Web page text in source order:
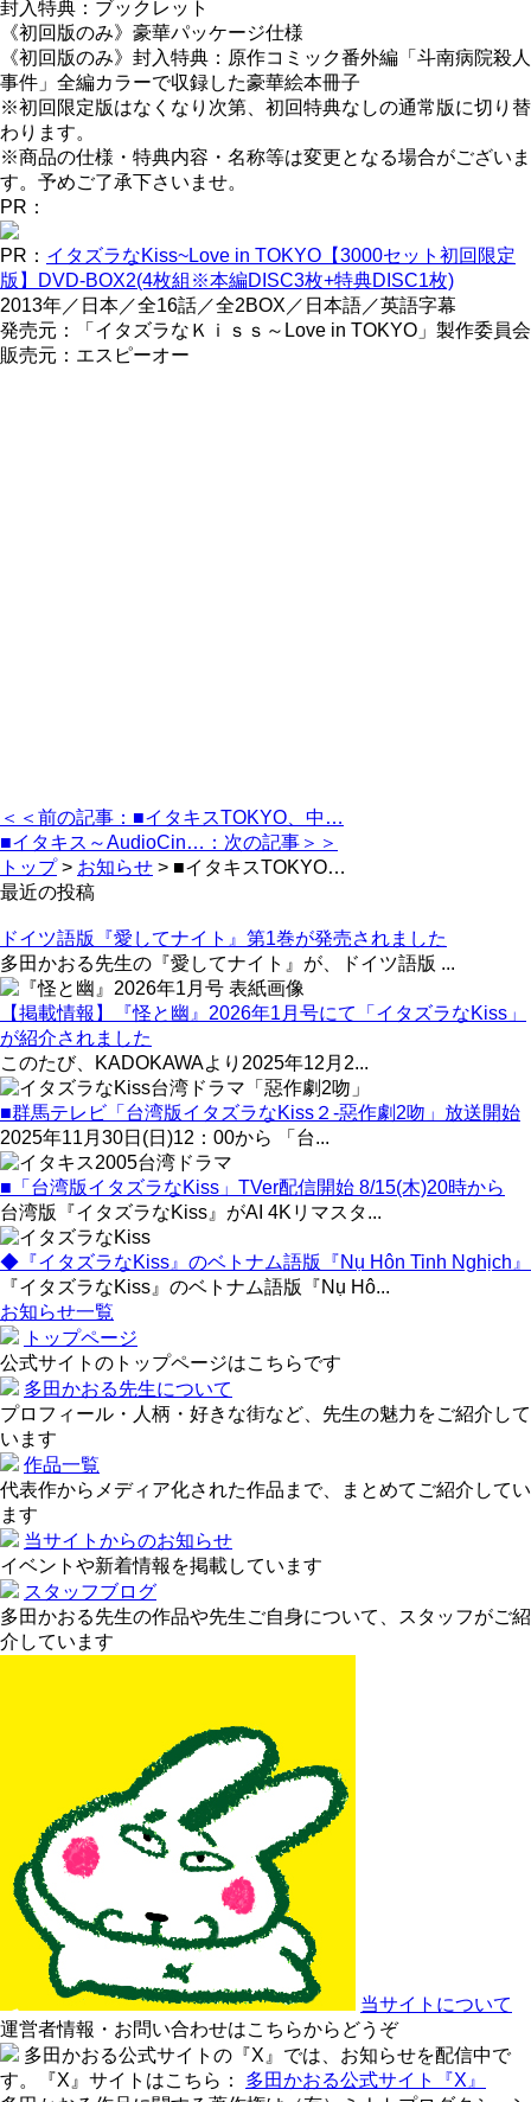
封入特典：ブックレット
《初回版のみ》豪華パッケージ仕様
《初回版のみ》封入特典：原作コミック番外編「斗南病院殺人
事件」全編カラーで収録した豪華絵本冊子
※初回限定版はなくなり次第、初回特典なしの通常版に切り替
わります。
※商品の仕様・特典内容・名称等は変更となる場合がございま
す。予めご了承下さいませ。
PR：
PR： イタズラなKiss~Love in TOKYO【3000セット初回限定
版】DVD-BOX2(4枚組※本編DISC3枚+特典DISC1枚)
2013年／日本／全16話／全2BOX／日本語／英語字幕
発売元：「イタズラなＫｉｓｓ～Love in TOKYO」製作委員会
販売元：エスピーオー
＜＜前の記事：■イタキスTOKYO、中…
■イタキス～AudioCin…：次の記事＞＞
トップ> お知らせ > ■イタキスTOKYO…
最近の投稿
ドイツ語版『愛してナイト』第1巻が発売されました
多田かおる先生の『愛してナイト』が、ドイツ語版 ...
【掲載情報】『怪と幽』2026年1月号にて「イタズラなKiss」
が紹介されました
このたび、KADOKAWAより2025年12月2...
■群馬テレビ「台湾版イタズラなKiss２-惡作劇2吻」放送開始
2025年11月30日(日)12：00から 「台...
■「台湾版イタズラなKiss」TVer配信開始 8/15(木)20時から
台湾版『イタズラなKiss』がAI 4Kリマスタ...
◆『イタズラなKiss』のベトナム語版『Nụ Hôn Tinh Nghịch』
『イタズラなKiss』のベトナム語版『Nụ Hô...
お知らせ一覧
トップページ
公式サイトのトップページはこちらです
多田かおる先生について
プロフィール・人柄・好きな街など、先生の魅力をご紹介して
います
作品一覧
代表作からメディア化された作品まで、まとめてご紹介してい
ます
当サイトからのお知らせ
イベントや新着情報を掲載しています
スタッフブログ
多田かおる先生の作品や先生ご自身について、スタッフがご紹
介しています
当サイトについて
運営者情報・お問い合わせはこちらからどうぞ
多田かおる公式サイトの『X』では、お知らせを配信中で
す。『X』サイトはこちら：
多田かおる公式サイト『X』